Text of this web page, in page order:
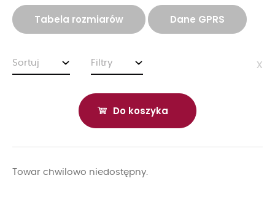
Tabela rozmiarów Dane GPRS
Sortuj Filtry x
Do koszyka
Towar chwilowo niedostępny.